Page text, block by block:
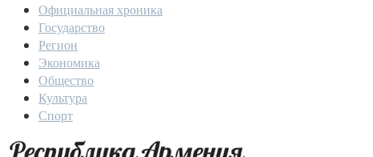
Официальная хроника
Государство
Регион
Экономика
Общество
Культура
Спорт